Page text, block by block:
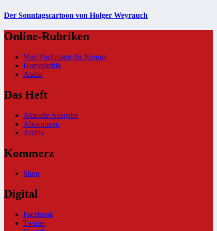
Der Sonntagscartoon von Holger Weyrauch
Online-Rubriken
Vom Fachmann für Kenner
Humorkritik
Audio
Das Heft
Aktuelle Ausgabe
Abonnieren
Archiv
Kommerz
Shop
Digital
Facebook
Twitter